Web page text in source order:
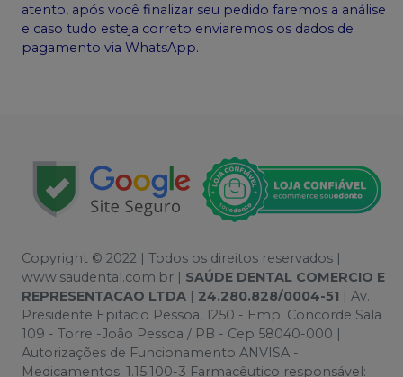
atento, após você finalizar seu pedido faremos a análise
e caso tudo esteja correto enviaremos os dados de
pagamento via WhatsApp.
Copyright © 2022 | Todos os direitos reservados |
www.saudental.com.br | SAÚDE DENTAL COMERCIO E
REPRESENTACAO LTDA | 24.280.828/0004-51 | Av.
Presidente Epitacio Pessoa, 1250 - Emp. Concorde Sala
109 - Torre -João Pessoa / PB - Cep 58040-000 |
Autorizações de Funcionamento ANVISA -
Medicamentos: 1.15.100-3 Farmacêutico responsável: